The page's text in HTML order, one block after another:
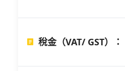
稅金（VAT/ GST） ：